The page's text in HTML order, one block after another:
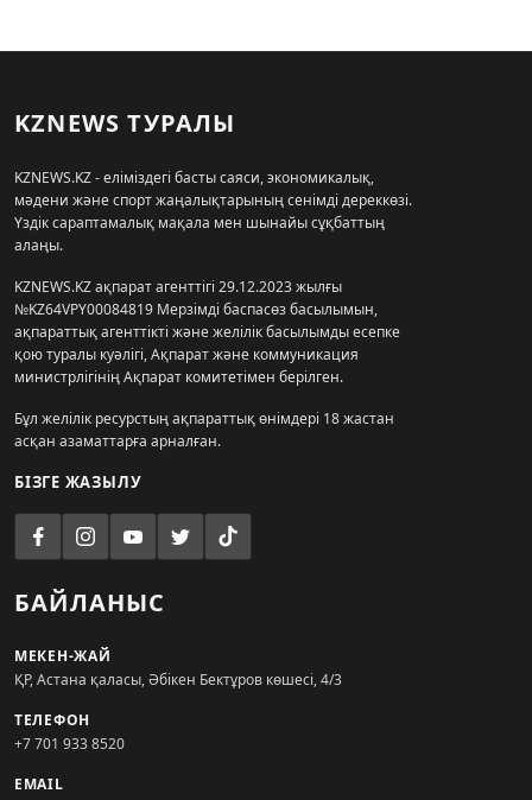
KZNEWS ТУРАЛЫ
KZNEWS.KZ - еліміздегі басты саяси, экономикалық,
мәдени және спорт жаңалықтарының сенімді дереккөзі.
Үздік сараптамалық мақала мен шынайы сұқбаттың
алаңы.
KZNEWS.KZ ақпарат агенттігі 29.12.2023 жылғы
№KZ64VPY00084819 Мерзімді баспасөз басылымын,
ақпараттық агенттікті және желілік басылымды есепке
қою туралы куәлігі, Ақпарат және коммуникация
министрлігінің Ақпарат комитетімен берілген.
Бұл желілік ресурстың ақпараттық өнімдері 18 жастан
асқан азаматтарға арналған.
БІЗГЕ ЖАЗЫЛУ
БАЙЛАНЫС
МЕКЕН-ЖАЙ
ҚР, Астана қаласы, Әбікен Бектұров көшесі, 4/3
ТЕЛЕФОН
+7 701 933 8520
EMAIL